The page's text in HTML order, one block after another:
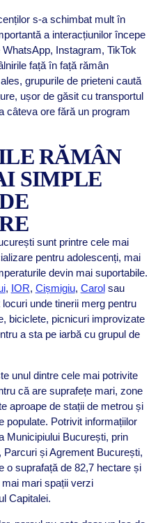
s-a schimbat mult în
a interacțiunilor începe
Instagram, TikTok
față în față rămân
grupurile de prieteni caută
ușor de găsit cu transportul
câteva ore fără un program
RĂMÂN
SIMPLE
sunt printre cele mai
pentru adolescenți, mai
devin mai suportabile.
, IOR, Cișmigiu, Carolsau
locuri unde tinerii merg pentru
biciclete, picnicuri improvizate
a sta pe iarbă cu grupul de
unul dintre cele mai potrivite
că are suprafețe mari, zone
aproape de stații de metrou și
populate. Potrivit informațiilor
Municipiului București, prin
Parcuri și Agrement București,
o suprafață de 82,7 hectare și
mari spații verzi
Capitalei.